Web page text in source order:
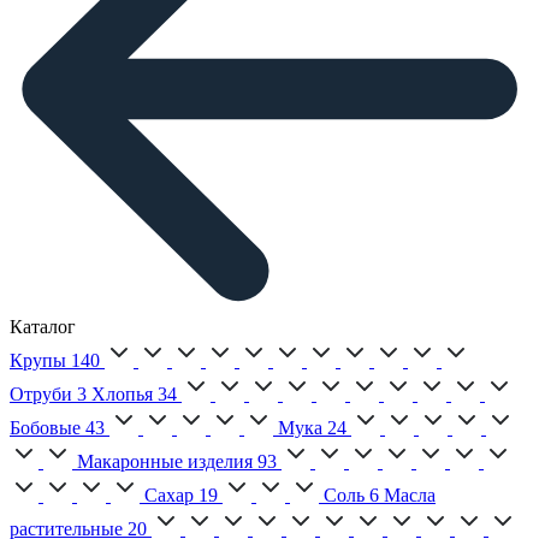
Каталог
Крупы 140
Отруби 3 Хлопья 34
Бобовые 43 Мука 24
Макаронные изделия 93
Сахар 19 Соль 6 Масла
растительные 20